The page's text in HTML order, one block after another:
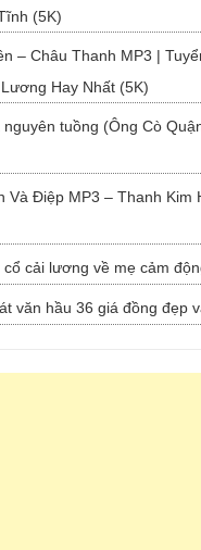
(5K)
– Châu Thanh MP3 |
Hay Nhất (5K)
tuồng (Ông Cò
Và Điệp MP3 – Thanh Kim
cải lương về mẹ cảm
văn hầu 36 giá đồng đẹp